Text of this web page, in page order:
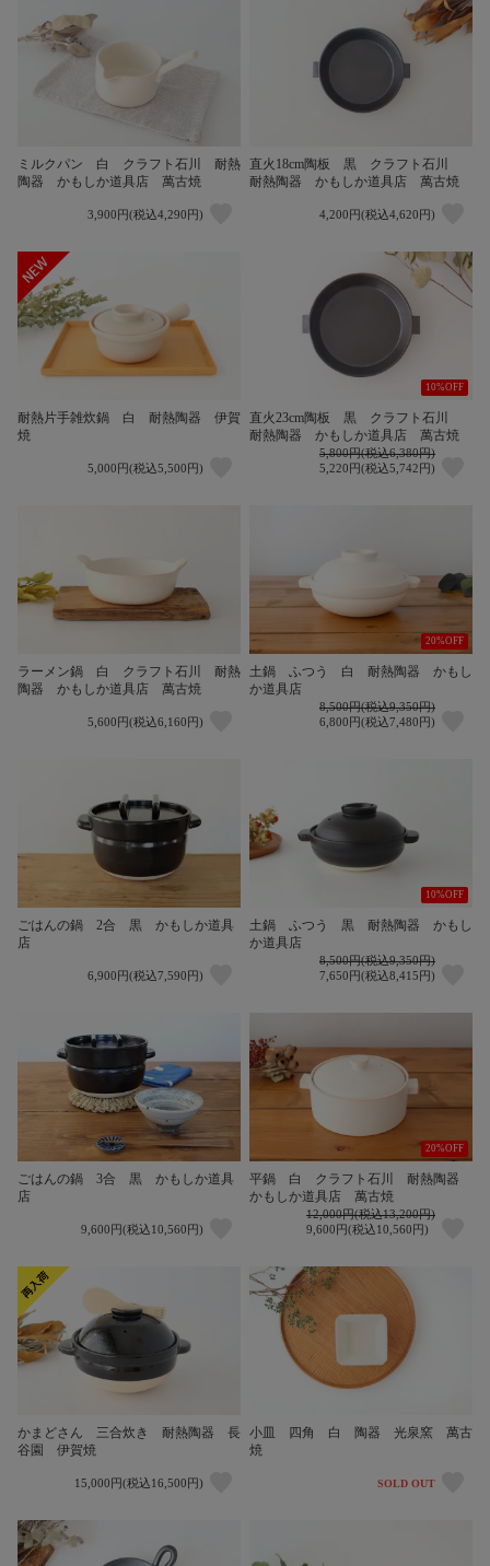
ミルクパン 白 クラフト石川 耐熱
陶器 かもしか道具店 萬古焼
3,900円(税込4,290円)
直火18cm陶板 黒 クラフト石川
耐熱陶器 かもしか道具店 萬古焼
4,200円(税込4,620円)
耐熱片手雑炊鍋 白 耐熱陶器 伊賀
焼
5,000円(税込5,500円)
10%OFF
直火23cm陶板 黒 クラフト石川
耐熱陶器 かもしか道具店 萬古焼
5,800円(税込6,380円)
5,220円(税込5,742円)
ラーメン鍋 白 クラフト石川 耐熱
陶器 かもしか道具店 萬古焼
5,600円(税込6,160円)
20%OFF
土鍋 ふつう 白 耐熱陶器 かもし
か道具店
8,500円(税込9,350円)
6,800円(税込7,480円)
ごはんの鍋 2合 黒 かもしか道具
店
6,900円(税込7,590円)
10%OFF
土鍋 ふつう 黒 耐熱陶器 かもし
か道具店
8,500円(税込9,350円)
7,650円(税込8,415円)
ごはんの鍋 3合 黒 かもしか道具
店
9,600円(税込10,560円)
20%OFF
平鍋 白 クラフト石川 耐熱陶器
かもしか道具店 萬古焼
12,000円(税込13,200円)
9,600円(税込10,560円)
かまどさん 三合炊き 耐熱陶器 長
谷園 伊賀焼
15,000円(税込16,500円)
小皿 四角 白 陶器 光泉窯 萬古
焼
SOLD OUT